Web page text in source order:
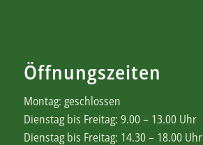
Öffnungszeiten
Montag: geschlossen
Dienstag bis Freitag: 9.00 – 13.00 Uhr
Dienstag bis Freitag: 14.30 – 18.00 Uhr